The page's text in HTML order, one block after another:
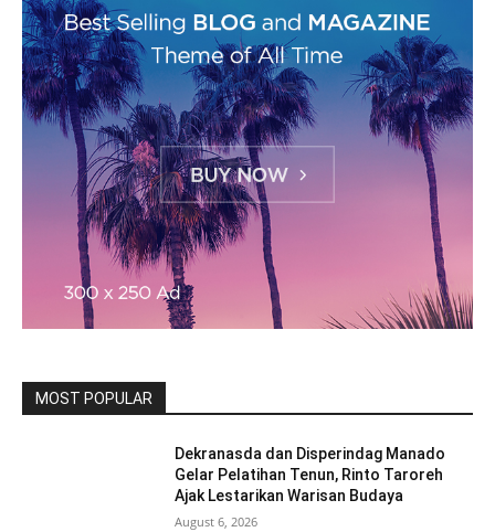
MOST POPULAR
Dekranasda dan Disperindag Manado
Gelar Pelatihan Tenun, Rinto Taroreh
Ajak Lestarikan Warisan Budaya
August 6, 2026